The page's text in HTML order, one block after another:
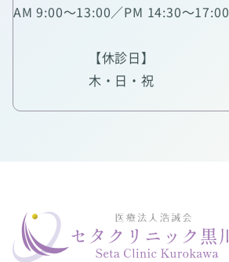
AM 9:00～13:00／PM 14:30～17:00
【休診日】
木・日・祝